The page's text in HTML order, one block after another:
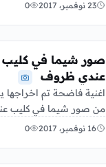
23 نوفمبر، 2017 0
صور شيما في كليب
عندي ظروف
اغنية فاضحة تم
من صور شيما في كليب
16 نوفمبر، 2017 0